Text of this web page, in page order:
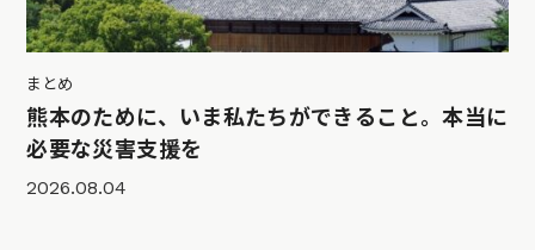
まとめ
熊本のために、いま私たちができること。本当に
必要な災害支援を
2026.08.04